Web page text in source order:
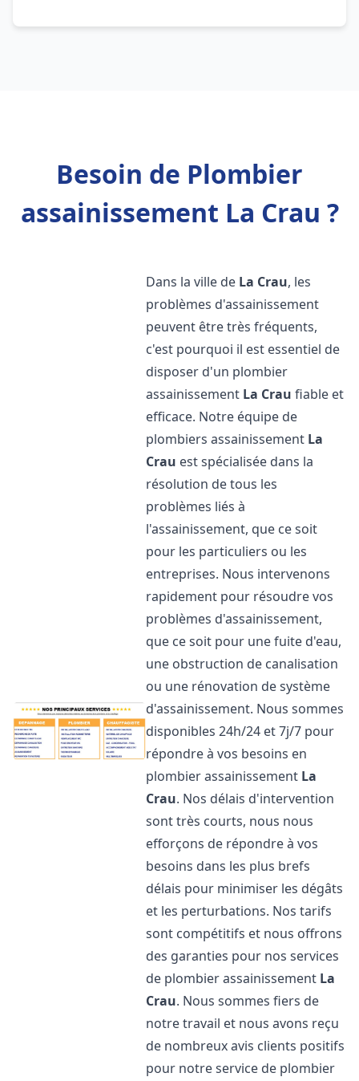
Besoin de Plombier
assainissement La Crau ?
Dans la ville de La Crau, les
problèmes d'assainissement
peuvent être très fréquents,
c'est pourquoi il est essentiel de
disposer d'un plombier
assainissement La Crau fiable et
efficace. Notre équipe de
plombiers assainissement La
Crau est spécialisée dans la
résolution de tous les
problèmes liés à
l'assainissement, que ce soit
pour les particuliers ou les
entreprises. Nous intervenons
rapidement pour résoudre vos
problèmes d'assainissement,
que ce soit pour une fuite d'eau,
une obstruction de canalisation
ou une rénovation de système
d'assainissement. Nous sommes
disponibles 24h/24 et 7j/7 pour
répondre à vos besoins en
plombier assainissement La
Crau. Nos délais d'intervention
sont très courts, nous nous
efforçons de répondre à vos
besoins dans les plus brefs
délais pour minimiser les dégâts
et les perturbations. Nos tarifs
sont compétitifs et nous offrons
des garanties pour nos services
de plombier assainissement La
Crau. Nous sommes fiers de
notre travail et nous avons reçu
de nombreux avis clients positifs
pour notre service de plombier